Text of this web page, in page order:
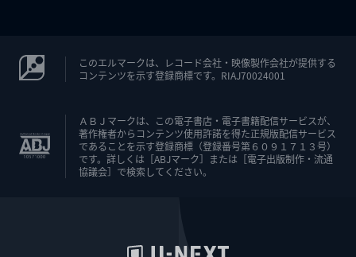
このエルマークは、レコード会社・映像製作会社が提供する
コンテンツを示す登録商標です。RIAJ70024001
ＡＢＪマークは、この電子書店・電子書籍配信サービスが、
著作権者からコンテンツ使用許諾を得た正規版配信サービス
であることを示す登録商標（登録番号第６０９１７１３号）
です。詳しくは［ABJマーク］または［電子出版制作・流通
協議会］で検索してください。